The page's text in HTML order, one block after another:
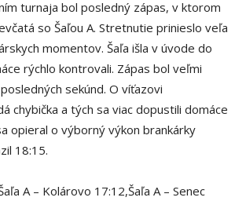
turnaja bol posledný zápas, v ktorom
so Šaľou A. Stretnutie prinieslo veľa
momentov. Šaľa išla v úvode do
rýchlo kontrovali. Zápas bol veľmi
sekúnd. O víťazovi
chybička a tých sa viac dopustili domáce
opieral o výborný výkon brankárky
18:15.
A – Kolárovo 17:12,Šaľa A – Senec